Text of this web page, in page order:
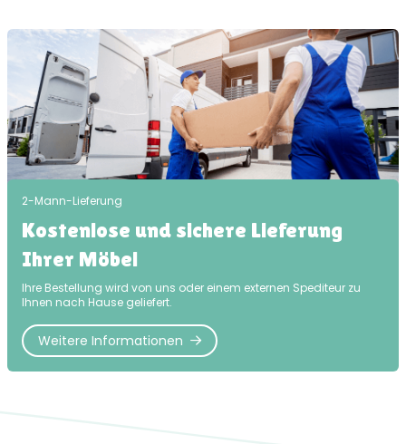
2-Mann-Lieferung
Kostenlose und sichere Lieferung
Ihrer Möbel
Ihre Bestellung wird von uns oder einem externen Spediteur zu
Ihnen nach Hause geliefert.
Weitere Informationen